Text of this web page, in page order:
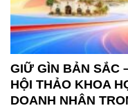
GIỮ GÌN BẢN SẮC
HỘI THẢO KHOA
DOANH NHÂN